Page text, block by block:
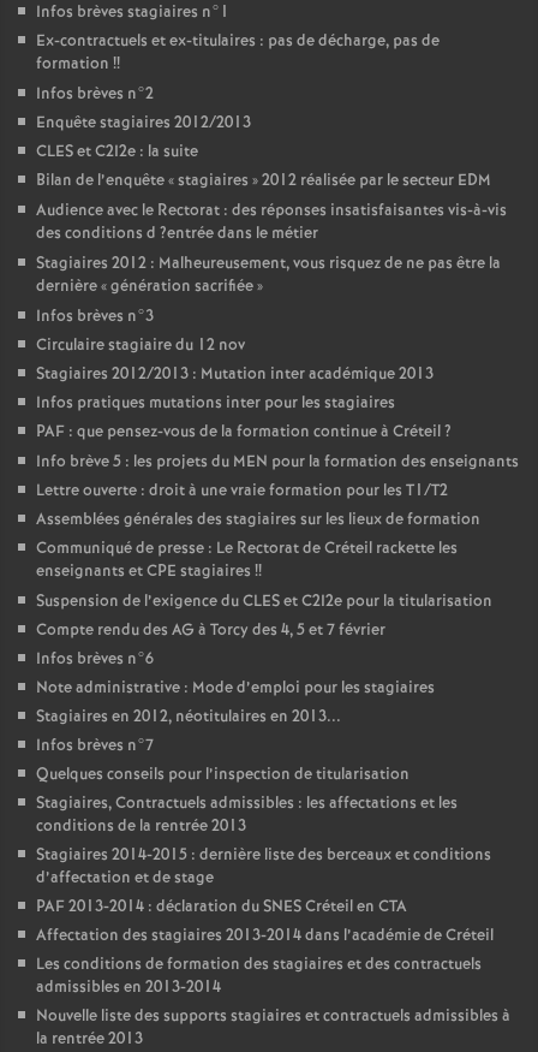
Infos brèves stagiaires n°1
Ex-contractuels et ex-titulaires : pas de décharge, pas de
formation !!
Infos brèves n°2
Enquête stagiaires 2012/2013
CLESet C2I2e : la suite
Bilan de l’enquête «stagiaires » 2012 réalisée par le secteur EDM
Audience avec le Rectorat : des réponses insatisfaisantes vis-à-vis
des conditions d ?entrée dans le métier
Stagiaires 2012 : Malheureusement, vous risquez de ne pas être la
dernière «génération sacrifiée»
Infos brèves n°3
Circulaire stagiaire du 12 nov
Stagiaires 2012/2013 : Mutation inter académique 2013
Infos pratiques mutations inter pour les stagiaires
PAF : que pensez-vous de la formation continue à Créteil?
Info brève 5 : les projets du MEN pour la formation des enseignants
Lettre ouverte : droit à une vraie formation pour les T1/T2
Assemblées générales des stagiaires sur les lieux de formation
Communiqué de presse : Le Rectorat de Créteil rackette les
enseignants etCPE stagiaires !!
Suspension de l’exigence duCLESet C2I2e pour la titularisation
Compte rendu des AG à Torcy des 4, 5 et 7 février
Infos brèves n°6
Note administrative : Mode d’emploi pour les stagiaires
Stagiaires en 2012, néotitulaires en 2013...
Infos brèves n°7
Quelques conseils pour l’inspection de titularisation
Stagiaires, Contractuels admissibles : les affectations et les
conditions de la rentrée 2013
Stagiaires 2014-2015 : dernière liste des berceaux et conditions
d’affectation et de stage
PAF2013-2014 : déclaration duSNESCréteil en CTA
Affectation des stagiaires 2013-2014 dans l’académie de Créteil
Les conditions de formation des stagiaires et des contractuels
admissibles en 2013-2014
Nouvelle liste des supports stagiaires et contractuels admissibles à
la rentrée 2013